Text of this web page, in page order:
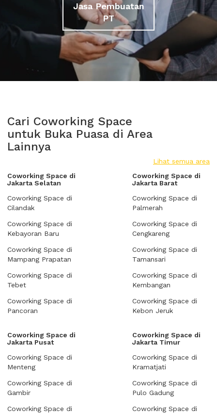
Jasa Pembuatan
PT
Cari Coworking Space
untuk Buka Puasa di Area
Lainnya
Lihat semua area
Coworking Space di
Jakarta Selatan
Coworking Space di
Cilandak
Coworking Space di
Kebayoran Baru
Coworking Space di
Mampang Prapatan
Coworking Space di
Tebet
Coworking Space di
Pancoran
Coworking Space di
Jakarta Barat
Coworking Space di
Palmerah
Coworking Space di
Cengkareng
Coworking Space di
Tamansari
Coworking Space di
Kembangan
Coworking Space di
Kebon Jeruk
Coworking Space di
Jakarta Pusat
Coworking Space di
Menteng
Coworking Space di
Gambir
Coworking Space di
Coworking Space di
Jakarta Timur
Coworking Space di
Kramatjati
Coworking Space di
Pulo Gadung
Coworking Space di